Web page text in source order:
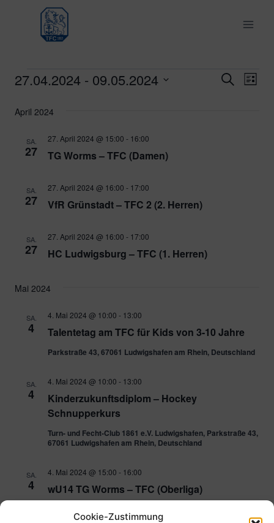
Cookie-Zustimmung
springen
Veranstaltungen SucheListe
27.04.2024 - 09.05.2024
wählen.
April 2024
SA.
27 TG Worms – TFC (Damen)
27. April 2024 @ 15:00 - 16:00
SA.
27 VfR Grünstadt – TFC 2 (2. Herren)
27. April 2024 @ 16:00 - 17:00
SA.
27 HC Ludwigsburg – TFC (1. Herren)
27. April 2024 @ 16:00 - 17:00
Mai 2024
SA.
4 Talentetag am TFC für Kids von 3-10 Jahre
4. Mai 2024 @ 10:00 - 13:00
Parkstraße 43, 67061 Ludwigshafen am Rhein, Deutschland
SA.
4
Kinderzukunftsdiplom – Hockey
Schnupperkurs
4. Mai 2024 @ 10:00 - 13:00
Turn- und Fecht-Club 1861 e.V. Ludwigshafen, Parkstraße 43,
67061 Ludwigshafen am Rhein, Deutschland
SA.
4 wU14 TG Worms – TFC (Oberliga)
4. Mai 2024 @ 15:00 - 16:00